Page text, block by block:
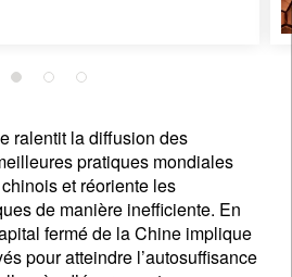
ralentit la diffusion des
pratiques mondiales
et réoriente les
de manière inefficiente. En
fermé de la Chine implique
pour atteindre l’autosuffisance